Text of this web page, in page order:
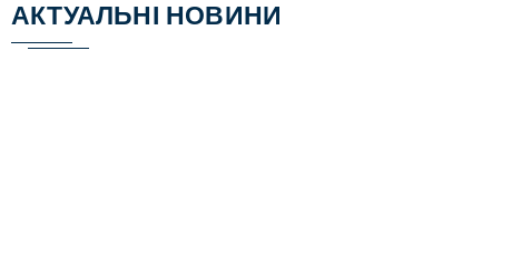
АКТУАЛЬНІ НОВИНИ